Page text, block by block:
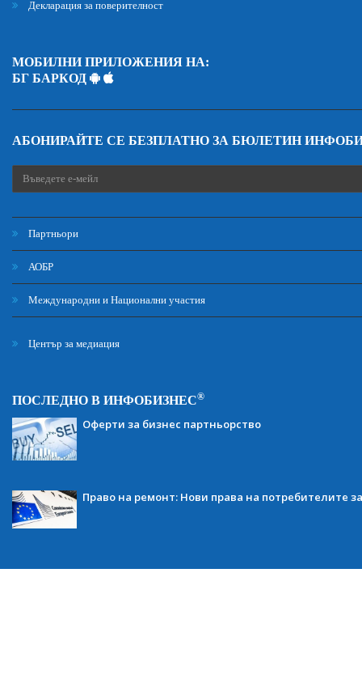
Декларация за поверителност
МОБИЛНИ ПРИЛОЖЕНИЯ НА:
БГ БАРКОД
АБОНИРАЙТЕ СЕ БЕЗПЛАТНО ЗА БЮЛЕТИН
Партньори
АОБР
Международни и Национални участия
Център за медиация
ПОСЛЕДНО В ИНФОБИЗНЕС®
Оферти за бизнес партньорство
Право на ремонт: Нови права на потребителите